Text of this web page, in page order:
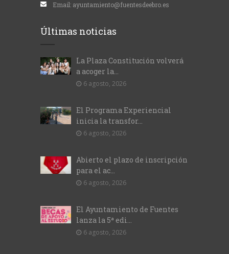
Email: ayuntamiento@fuentesdeebro.es
Últimas noticias
La Plaza Constitución volverá
a acoger la...
6 agosto, 2026
El Programa Experiencial
inicia la transfor...
6 agosto, 2026
Abierto el plazo de inscripción
para el ac...
6 agosto, 2026
El Ayuntamiento de Fuentes
lanza la 5ª edi...
6 agosto, 2026